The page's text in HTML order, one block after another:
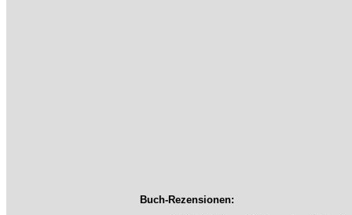
Buch-Rezensionen: